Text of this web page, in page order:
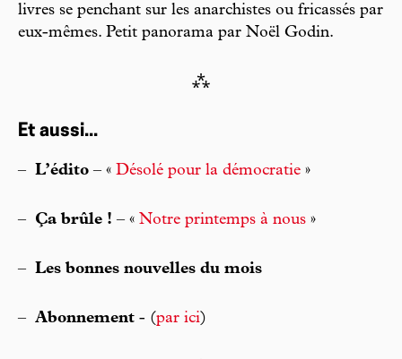
livres se penchant sur les anarchistes ou fricassés par
eux-mêmes. Petit panorama par Noël Godin.
⁂
Et aussi...
– L’édito – « Désolé pour la démocratie »
– Ça brûle ! – « Notre printemps à nous »
– Les bonnes nouvelles du mois
– Abonnement - (par ici)